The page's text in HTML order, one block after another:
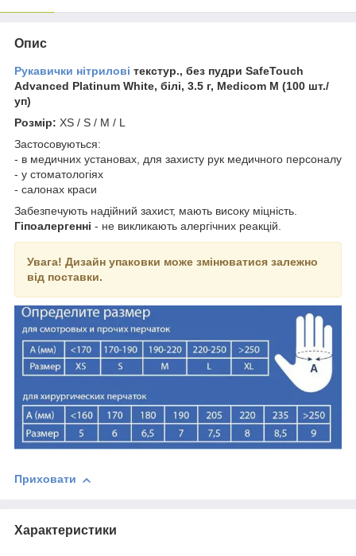
Опис
Рукавички нітрилові текстур., без пудри SafeTouch
Advanced Platinum White, білі, 3.5 г, Medicom М (100 шт./
уп)
Розмір: XS / S / M / L
Застосовуються:
- в медичних установах, для захисту рук медичного персоналу
- у стоматологіях
- салонах краси
Забезпечують надійний захист, мають високу міцність.
Гіпоалергенні - не викликають алергічних реакцій.
Увага! Дизайн упаковки може змінюватися залежно
від поставки.
Приховати
Характеристики